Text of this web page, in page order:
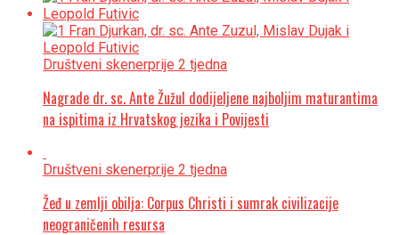
Društveni skenerprije 2 tjedna
Nagrade dr. sc. Ante Žužul dodijeljene najboljim maturantima
na ispitima iz Hrvatskog jezika i Povijesti
Društveni skenerprije 2 tjedna
Žeđ u zemlji obilja: Corpus Christi i sumrak civilizacije
neograničenih resursa